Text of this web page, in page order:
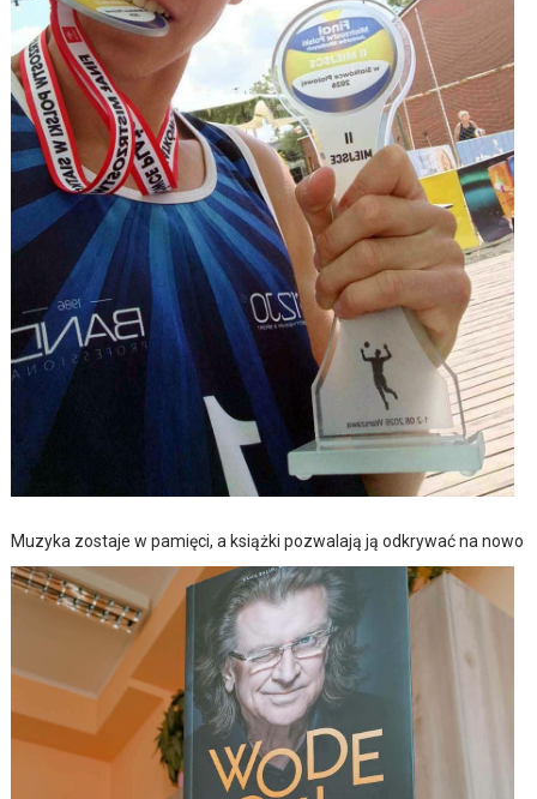
Muzyka zostaje w pamięci, a książki pozwalają ją odkrywać na nowo